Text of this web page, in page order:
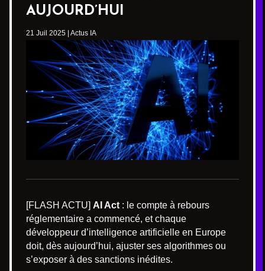
AUJOURD’HUI
21 Juil 2025 Actus IA
[FLASH ACTU] AI Act : le compte à rebours
réglementaire a commencé, et chaque
développeur d’intelligence artificielle en Europe
doit, dès aujourd’hui, ajuster ses algorithmes ou
s’exposer à des sanctions inédites.